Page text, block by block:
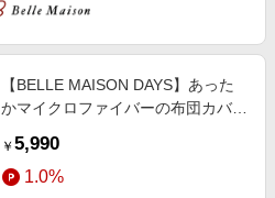
【BELLE MAISON DAYS】あった
かマイクロファイバーの布団カバー
￥ 5,990
1.0%